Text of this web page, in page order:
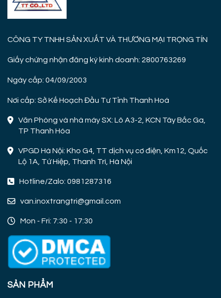
CÔNG TY TNHH SẢN XUẤT VÀ THƯƠNG MẠI TRỌNG TÍN
Giấy chứng nhận đăng ký kinh doanh: 2800763269
Ngày cấp: 04/09/2003
Nơi cấp: Sở Kế Hoạch Đầu Tư Tỉnh Thanh Hoá
Văn Phòng và nhà máy SX: Lô A3-2, KCN Tây Bắc Ga,
TP Thanh Hóa
VPGD Hà Nội: Kho G4, TT dịch vụ cơ điện, Km12, Quốc
Lộ 1A, Tứ Hiệp, Thanh Trì, Hà Nội
Hotline/Zalo: 0981287316
van.inoxtrangtri@gmail.com
Mon - Fri: 7:30 - 17:30
SẢN PHẨM